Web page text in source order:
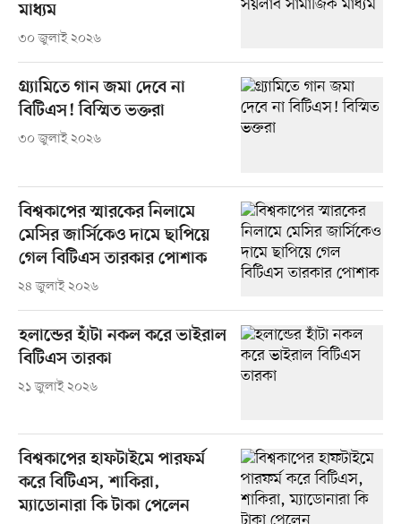
মাধ্যম
৩০ জুলাই ২০২৬
গ্র্যামিতে গান জমা দেবে না
বিটিএস! বিস্মিত ভক্তরা
৩০ জুলাই ২০২৬
বিশ্বকাপের স্মারকের নিলামে
মেসির জার্সিকেও দামে ছাপিয়ে
গেল বিটিএস তারকার পোশাক
২৪ জুলাই ২০২৬
হলান্ডের হাঁটা নকল করে ভাইরাল
বিটিএস তারকা
২১ জুলাই ২০২৬
বিশ্বকাপের হাফটাইমে পারফর্ম
করে বিটিএস, শাকিরা,
ম্যাডোনারা কি টাকা পেলেন